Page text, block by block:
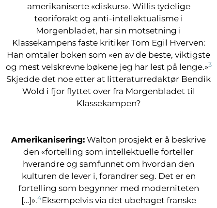
amerikaniserte «diskurs». Willis tydelige
teoriforakt og anti-intellektualisme i
Morgenbladet, har sin motsetning i
Klassekampens faste kritiker Tom Egil Hverven:
Han omtaler boken som «en av de beste, viktigste
og mest velskrevne bøkene jeg har lest på lenge.»3
Skjedde det noe etter at litteraturredaktør Bendik
Wold i fjor flyttet over fra Morgenbladet til
Klassekampen?
Amerikanisering: Walton prosjekt er å beskrive
den «fortelling som intellektuelle forteller
hverandre og samfunnet om hvordan den
kulturen de lever i, forandrer seg. Det er en
fortelling som begynner med moderniteten
[…]».4Eksempelvis via det ubehaget franske